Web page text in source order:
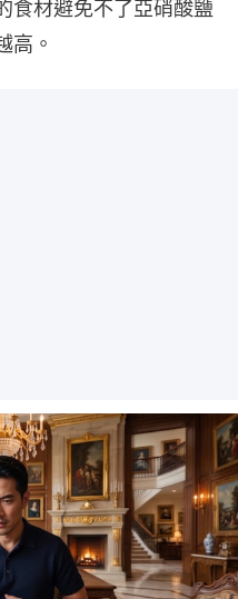
食材避免不了亞硝酸鹽
高。